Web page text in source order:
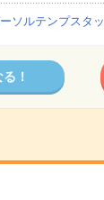
ソルテンプスタ
！